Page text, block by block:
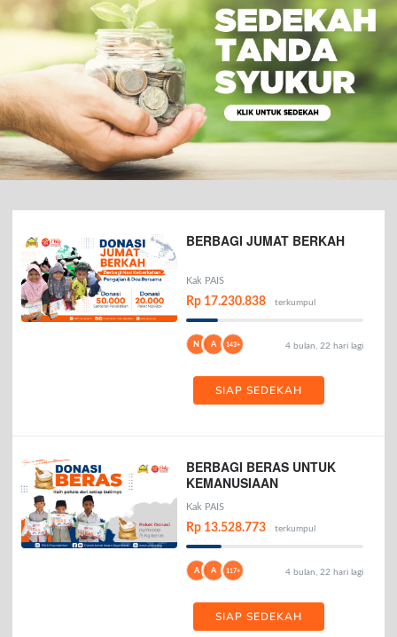
BERBAGI JUMAT BERKAH
Kak PAIS
Rp 17.230.838 terkumpul
N A 143+ 4 bulan, 22 hari lagi
SIAP SEDEKAH
BERBAGI BERAS UNTUK
KEMANUSIAAN
Kak PAIS
Rp 13.528.773 terkumpul
A A 117+ 4 bulan, 22 hari lagi
SIAP SEDEKAH